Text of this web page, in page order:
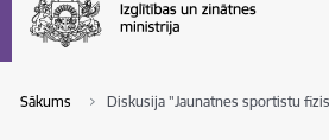
Sākums Diskusija "Jaunatnes sportistu